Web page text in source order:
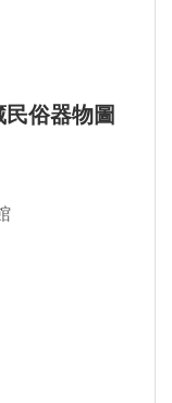
俗器物圖